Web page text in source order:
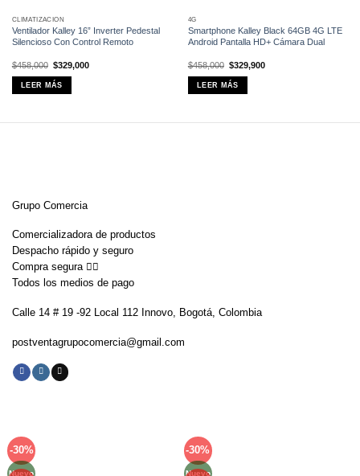
CLIMATIZACIÓN
Ventilador Kalley 16” Inverter Pedestal
Silencioso Con Control Remoto
$458,000 El
precio
original
era:
$458,000.
$329,000El
LEER MÁS
4G
Smartphone Kalley Black 64GB 4G LTE
Android Pantalla HD+ Cámara Dual
$458,000 El
precio
original
era:
$458,000.
$329,900El
LEER MÁS
Grupo Comercia
Comercializadora de productos
Despacho rápido y seguro
Compra segura 👇🏼
Todos los medios de pago
Calle 14 # 19 -92 Local 112 Innovo, Bogotá, Colombia
postventagrupocomercia@gmail.com
-30%
Nuevo
-30%
Nuevo